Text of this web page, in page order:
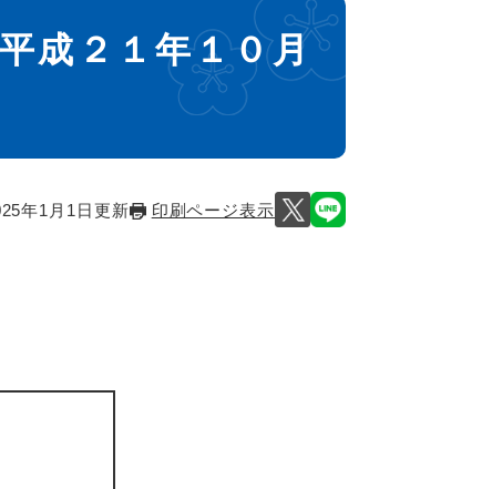
成２１年１０月
年1月1日更新 印刷ページ表示